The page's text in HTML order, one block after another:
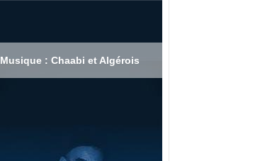
Musique : Chaabi et Algérois